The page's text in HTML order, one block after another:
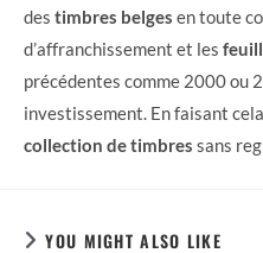
des timbres belges en toute
d’affranchissement et les
précédentes comme 2000 ou
investissement. En faisant
collection de timbres sans
YOU MIGHT ALSO LIKE